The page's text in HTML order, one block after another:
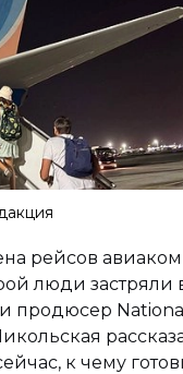
рейсов
люди застряли
продюсер
к чему